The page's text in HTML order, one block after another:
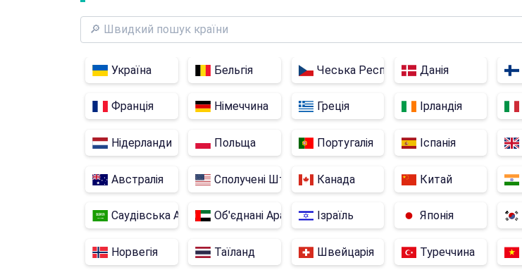
Україна Бельгія Чеська Республіка Данія
Франція Німеччина Греція Ірландія
Нідерланди Польща Португалія Іспанія
Австралія Сполучені Штати Канада Китай
Саудівська Аравія Об'єднані Арабські Емірати
Ізраїль Японія
Норвегія Таїланд Швейцарія Туреччина